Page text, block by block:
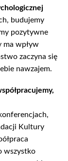
budujemy
pozytywne
ma wpływ
zaczyna się
nawzajem.
Kultury
wszystko